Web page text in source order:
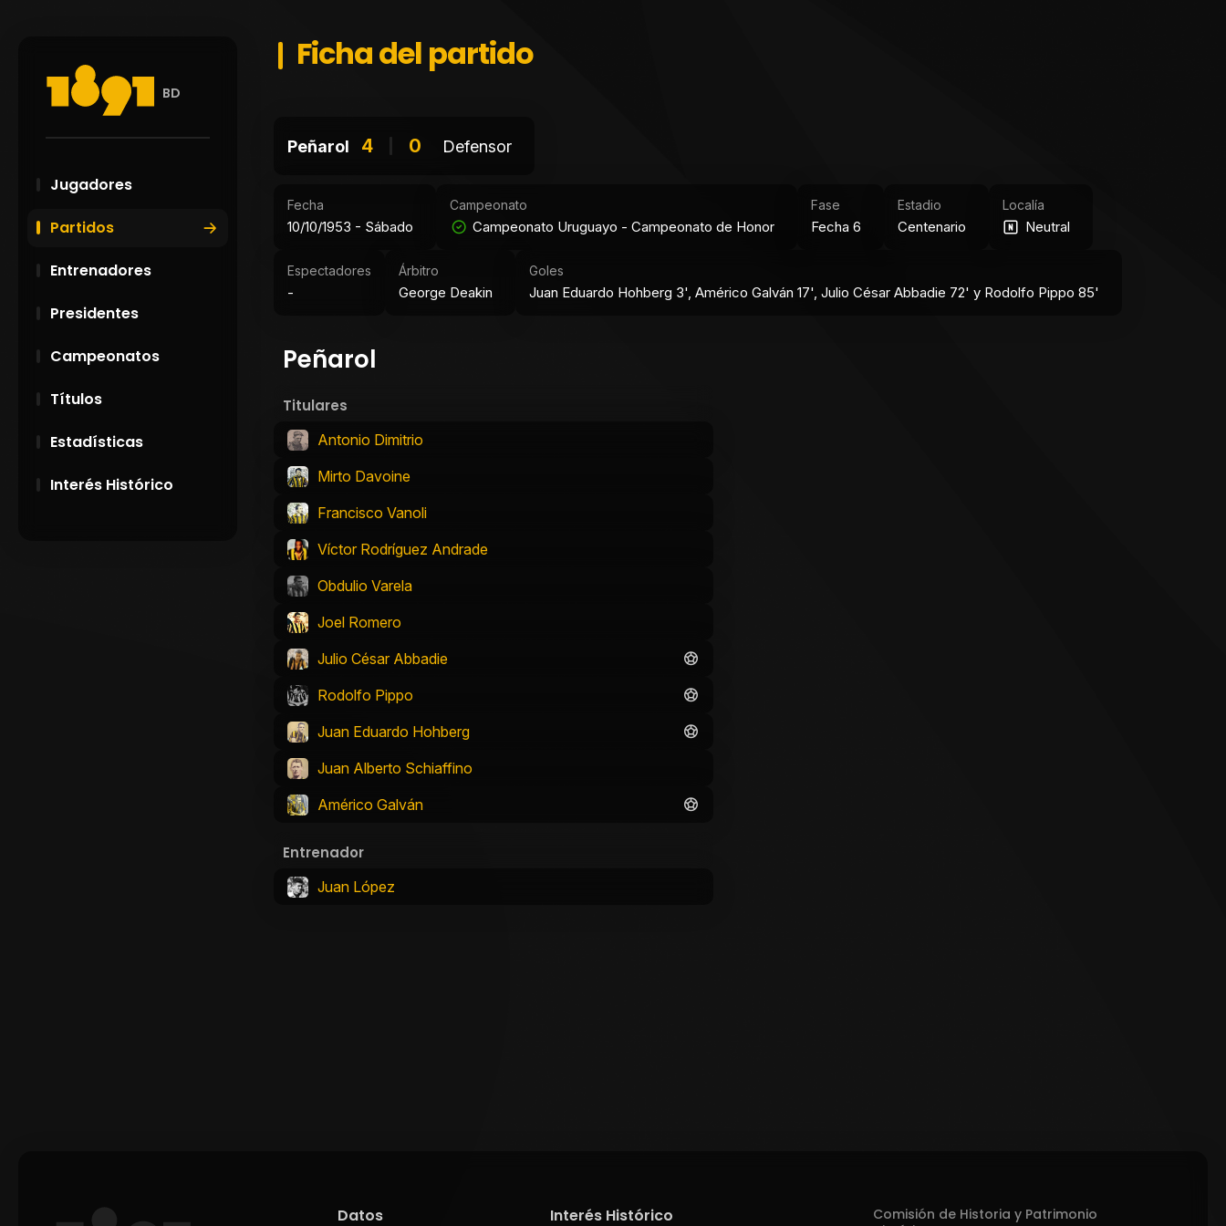
BD
Jugadores
Partidos
Entrenadores
Presidentes
Campeonatos
Títulos
Estadísticas
Interés Histórico
Ficha del partido
Peñarol 4 0 Defensor
Fecha
10/10/1953 - Sábado
Campeonato
Campeonato Uruguayo - Campeonato de Honor
Fase
Fecha 6
Estadio
Centenario
Localía
Neutral
Espectadores
-
Árbitro
George Deakin
Goles
Juan Eduardo Hohberg 3', Américo Galván 17', Julio César Abbadie 72' y Rodolfo Pippo 85'
Peñarol
Titulares
Antonio Dimitrio
Mirto Davoine
Francisco Vanoli
Víctor Rodríguez Andrade
Obdulio Varela
Joel Romero
Julio César Abbadie
Rodolfo Pippo
Juan Eduardo Hohberg
Juan Alberto Schiaffino
Américo Galván
Entrenador
Juan López
Datos
Interés Histórico
Comisión de Historia y Patrimonio